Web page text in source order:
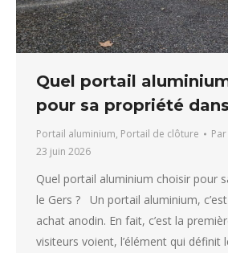
Quel portail
pour sa propriété
Portail aluminium, Portail de clôture Par
23 juin 2026
Quel portail aluminium choisir pour
le Gers ? Un portail aluminium,
achat anodin. En fait, c’est la
visiteurs voient, l’élément qui définit